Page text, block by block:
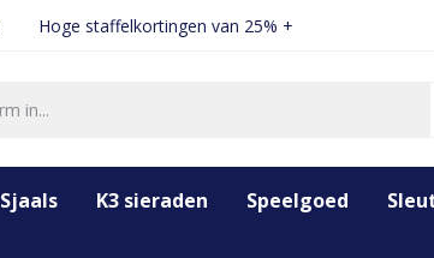
Hoge staffelkortingen van 25% +
Sjaals K3 sieraden Speelgoed